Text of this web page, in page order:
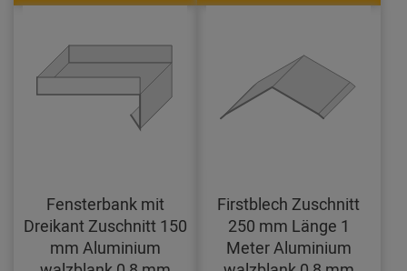
Fensterbank mit
Dreikant Zuschnitt 150
mm Aluminium
Firstblech Zuschnitt
250 mm Länge 1
Meter Aluminium